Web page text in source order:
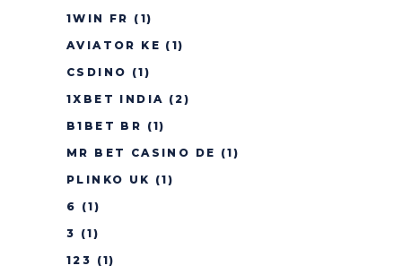
1WIN FR (1)
AVIATOR KE (1)
CSDINO (1)
1XBET INDIA (2)
B1BET BR (1)
MR BET CASINO DE (1)
PLINKO UK (1)
6 (1)
3 (1)
123 (1)